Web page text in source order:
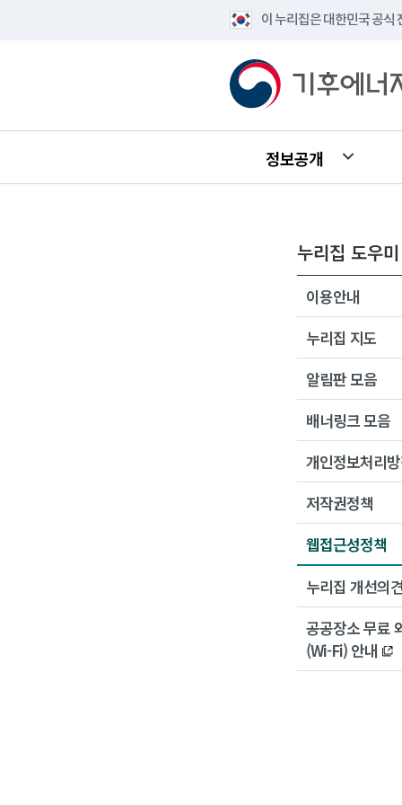
이 누리집은 대한민국 공식
정보공개
누리집 도우미
이용안내
누리집 지도
알림판 모음
배너링크 모음
개인정보처리
저작권정책
웹접근성정책
누리집 개선의
공공장소 무료
(Wi-Fi) 안내